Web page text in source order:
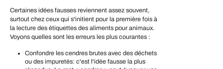
Certaines idées fausses reviennent assez souvent,
surtout chez ceux qui s'initient pour la première fois à
la lecture des étiquettes des aliments pour animaux.
Voyons quelles sont les erreurs les plus courantes :
Confondre les cendres brutes avec des déchets
ou des impuretés: c'est l'idée fausse la plus